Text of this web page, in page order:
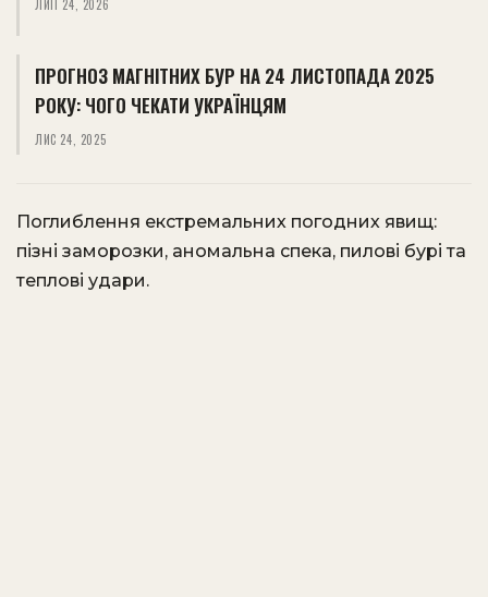
ЛИП 24, 2026
ПРОГНОЗ МАГНІТНИХ БУР НА 24 ЛИСТОПАДА 2025
РОКУ: ЧОГО ЧЕКАТИ УКРАЇНЦЯМ
ЛИС 24, 2025
Поглиблення екстремальних погодних явищ:
пізні заморозки, аномальна спека, пилові бурі та
теплові удари.